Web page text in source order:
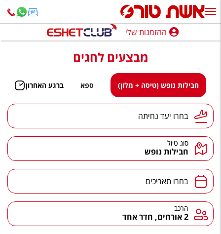
ההזמנות שלי
חופשה לפי סגנון
מלונות באילת
טיולים מאורגנים
סגנונות טיול
הרגע האחרון
חבילות בריאות וספא
טיסות לחו"ל
ההזמנות שלי
מבצעים לחגים
חבילות נופש (טיסה + מלון) ספא ברגע האחרון
יעד נחיתהבחרו יעד נחיתה
סוג טיול
חבילות נופש
תאריכים בחרו תאריכים
הרכב הרכב
2 אורחים, חדר אחד